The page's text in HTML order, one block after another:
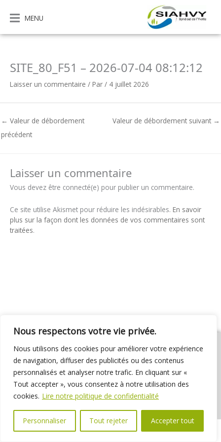
Nous respectons votre vie privée.
Nous utilisons des cookies pour améliorer votre expérience
de navigation, diffuser des publicités ou des contenus
personnalisés et analyser notre trafic. En cliquant sur «
Tout accepter », vous consentez à notre utilisation des
cookies. Lire notre politique de confidentialité
Personnaliser Tout rejeter Accepter tout
contenu
MENU
SITE_80_F51 – 2026-07-04 08:12:12
Laisser un commentaire / Par / 4 juillet 2026
← Valeur de débordement
précédent
Valeur de débordement suivant →
Laisser un commentaire
Vous devez être connecté(e) pour publier un commentaire.
Ce site utilise Akismet pour réduire les indésirables. En savoir
plus sur la façon dont les données de vos commentaires sont
traitées.
01 69 31 72 10 01 69 31 37 31
Nous contacter
Espace élus
Marchés publics Délibérations